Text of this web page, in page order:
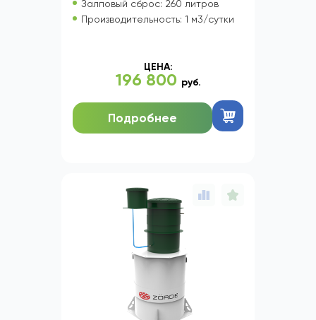
Залповый сброс: 260 литров
Производительность: 1 м3/сутки
ЦЕНА:
196 800 руб.
Подробнее